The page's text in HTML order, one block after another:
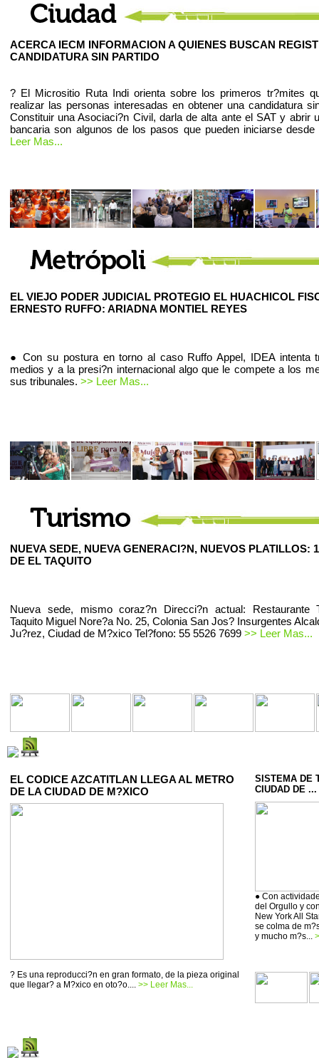
ACERCA IECM INFORMACION A QUIENES BUSCAN
CANDIDATURA SIN PARTIDO
? El Micrositio Ruta Indi orienta sobre los primeros tr?mites
realizar las personas interesadas en obtener una candidatura
Constituir una Asociaci?n Civil, darla de alta ante el SAT y abrir
bancaria son algunos de los pasos que pueden iniciarse
Leer Mas...
EL VIEJO PODER JUDICIAL PROTEGIO EL HUACHICOL
ERNESTO RUFFO: ARIADNA MONTIEL REYES
● Con su postura en torno al caso Ruffo Appel, IDEA intenta
medios y a la presi?n internacional algo que le compete a los
sus tribunales. >> Leer Mas...
NUEVA SEDE, NUEVA GENERACI?N, NUEVOS PLATILLOS:
DE EL TAQUITO
Nueva sede, mismo coraz?n Direcci?n actual: Restaurante
Taquito Miguel Nore?a No. 25, Colonia San Jos? Insurgentes
Ju?rez, Ciudad de M?xico Tel?fono: 55 5526 7699 >> Leer Mas...
EL CODICE AZCATITLAN LLEGA AL METRO
DE LA CIUDAD DE M?XICO
? Es una reproducci?n en gran formato, de la pieza original
que llegar? a M?xico en oto?o.... >> Leer Mas...
SISTEMA DE
CIUDAD DE ...
● Con
del Orgullo y
New York All
se colma de
y mucho m?s...